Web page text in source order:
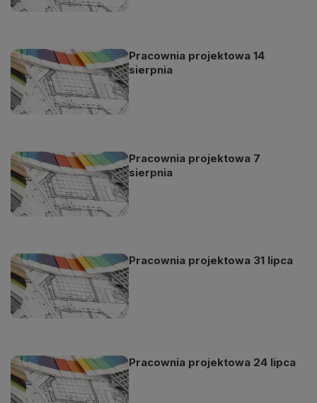
Pracownia projektowa 14
sierpnia
Pracownia projektowa 7
sierpnia
Pracownia projektowa 31 lipca
Pracownia projektowa 24 lipca